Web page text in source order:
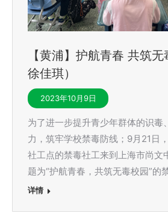
【黄浦】护航青春 共筑
徐佳琪）
2023年10月9日
为了进一步提升青少年群体的识毒
力，筑牢学校禁毒防线；9月21日
社工点的禁毒社工来到上海市尚文
题为“护航青春，共筑无毒校园”的
详情